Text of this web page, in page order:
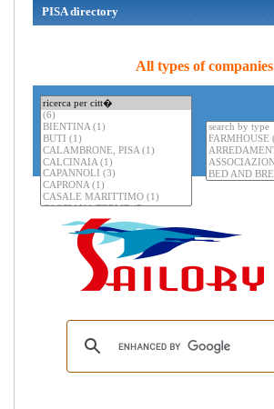
PISA directory
All types of companies